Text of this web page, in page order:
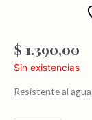
$ 1.390,00
Sin existencias
Resistente al